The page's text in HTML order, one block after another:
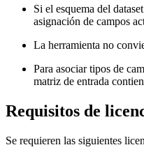
Si el esquema del
asignación de campos
La herramienta no
Para asociar tipos de
matriz de entrada
Requisitos de
Se requieren las siguientes